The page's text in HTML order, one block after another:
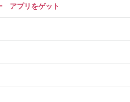
アプリをゲット